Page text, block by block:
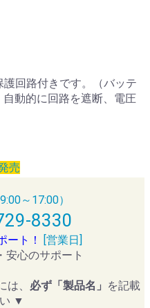
回路付きです。（バッテ
動的に回路を遮断、電圧
売
～17:00）
8330
ート！
[営業日]
安心のサポート
、 必ず「製品名」 を記載
▼